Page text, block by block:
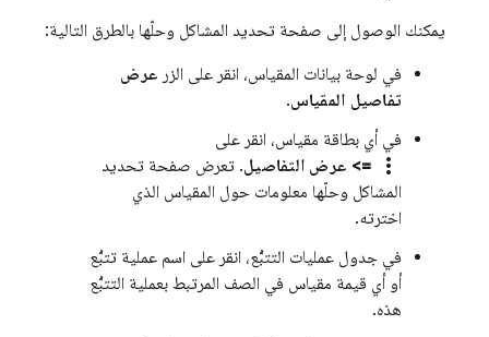
يمكنك الوصول إلى صفحة تحديد المشاكل وحلّها بالطرق التالية:
في لوحة بيانات المقياس، انقر على الزر عرض
تفاصيل المقياس.
في أي بطاقة مقياس، انقر على
more_vert => عرض التفاصيل. تعرض صفحة تحديد
المشاكل وحلّها معلومات حول المقياس الذي
اخترته.
في جدول عمليات التتبُّع، انقر على اسم عملية تتبُّع
أو أي قيمة مقياس في الصف المرتبط بعملية التتبُّع
هذه.